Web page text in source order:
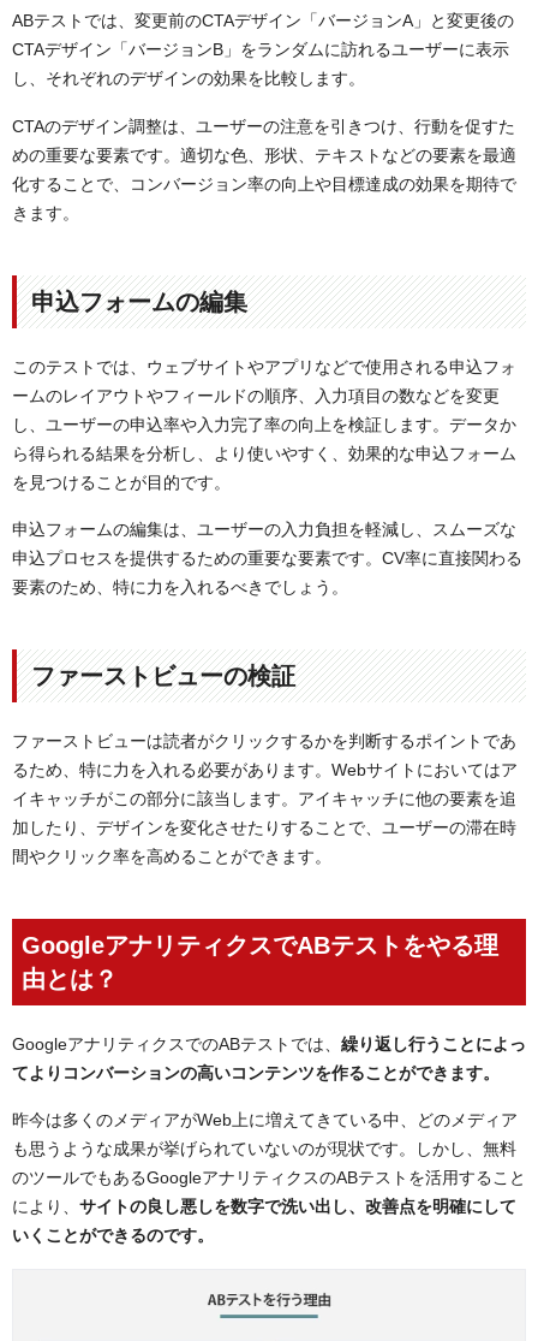
ABテストでは、変更前のCTAデザイン「バージョンA」と変更後の
CTAデザイン「バージョンB」をランダムに訪れるユーザーに表示
し、それぞれのデザインの効果を比較します。
CTAのデザイン調整は、ユーザーの注意を引きつけ、行動を促すた
めの重要な要素です。適切な色、形状、テキストなどの要素を最適
化することで、コンバージョン率の向上や目標達成の効果を期待で
きます。
申込フォームの編集
このテストでは、ウェブサイトやアプリなどで使用される申込フォ
ームのレイアウトやフィールドの順序、入力項目の数などを変更
し、ユーザーの申込率や入力完了率の向上を検証します。データか
ら得られる結果を分析し、より使いやすく、効果的な申込フォーム
を見つけることが目的です。
申込フォームの編集は、ユーザーの入力負担を軽減し、スムーズな
申込プロセスを提供するための重要な要素です。CV率に直接関わる
要素のため、特に力を入れるべきでしょう。
ファーストビューの検証
ファーストビューは読者がクリックするかを判断するポイントであ
るため、特に力を入れる必要があります。Webサイトにおいてはア
イキャッチがこの部分に該当します。アイキャッチに他の要素を追
加したり、デザインを変化させたりすることで、ユーザーの滞在時
間やクリック率を高めることができます。
GoogleアナリティクスでABテストをやる理
由とは？
GoogleアナリティクスでのABテストでは、 繰り返し行うことによっ
てよりコンバーションの高いコンテンツを作ることができます。
昨今は多くのメディアがWeb上に増えてきている中、どのメディア
も思うような成果が挙げられていないのが現状です。しかし、無料
のツールでもあるGoogleアナリティクスのABテストを活用すること
により、 サイトの良し悪しを数字で洗い出し、改善点を明確にして
いくことができるのです。